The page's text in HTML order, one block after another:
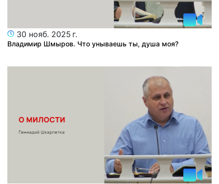
30 нояб. 2025 г.
Владимир Шмыров. Что унываешь ты, душа моя?